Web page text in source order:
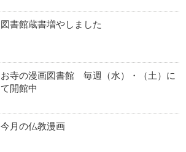
図書館蔵書増やしました
お寺の漫画図書館 毎週（水）・（土）に
て開館中
今月の仏教漫画